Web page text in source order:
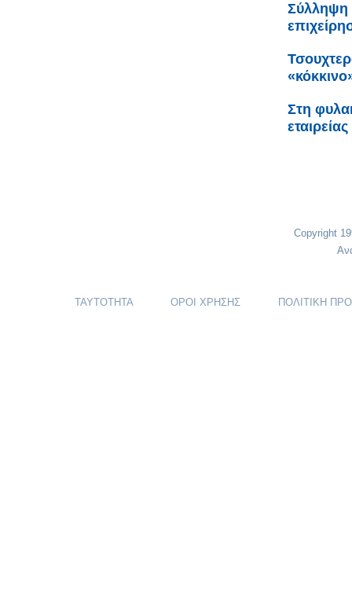
Σύλληψη
Στη
Copyright
ΤΑΥΤΟΤΗΤΑ ΟΡΟΙ ΧΡΗΣΗΣ ΠΟΛΙΤΙΚΗ